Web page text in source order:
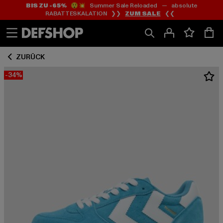
Zum
Inhalt
springen
Zum
Fußzeile
springen
BIS ZU -65%😲💥 Summer Sale Reloaded — absolute
RABATTESKALATION ❯❯ ZUM SALE ❮❮
ZURÜCK
-34%